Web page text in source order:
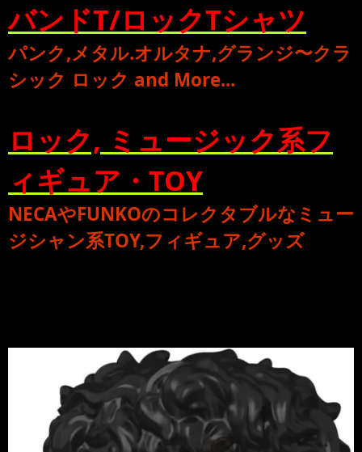
バンドT/ロックTシャツ
パンク,メタル.オルタナ,グランジ〜クラ
シック ロック and More...
ロック, ミュージック系フ
ィギュア・TOY
NECAやFUNKOのコレクタブルなミュー
ジシャン系TOY,フィギュア,グッズ